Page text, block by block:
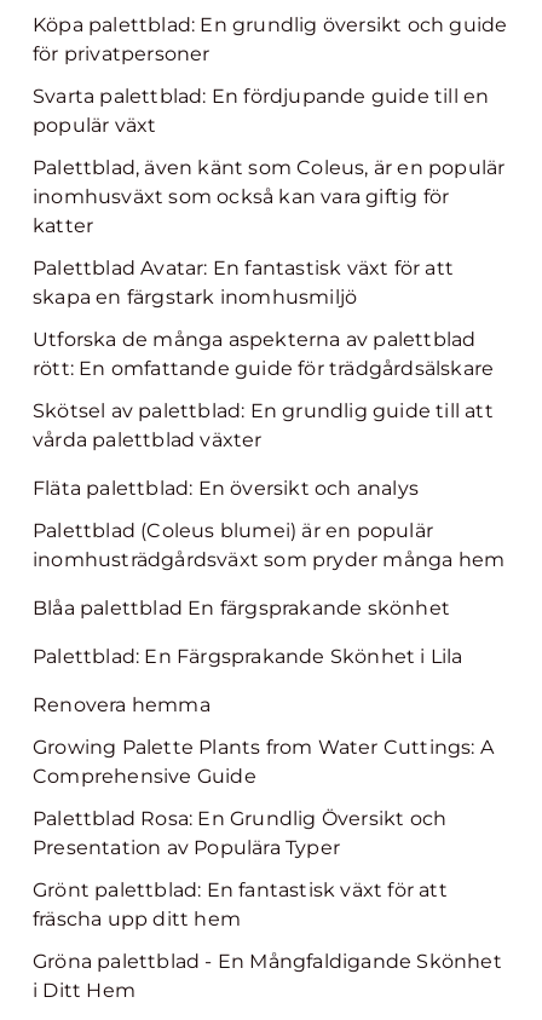
Köpa palettblad: En grundlig översikt och guide
för privatpersoner
Svarta palettblad: En fördjupande guide till en
populär växt
Palettblad, även känt som Coleus, är en populär
inomhusväxt som också kan vara giftig för
katter
Palettblad Avatar: En fantastisk växt för att
skapa en färgstark inomhusmiljö
Utforska de många aspekterna av palettblad
rött: En omfattande guide för trädgårdsälskare
Skötsel av palettblad: En grundlig guide till att
vårda palettblad växter
Fläta palettblad: En översikt och analys
Palettblad (Coleus blumei) är en populär
inomhusträdgårdsväxt som pryder många hem
Blåa palettblad En färgsprakande skönhet
Palettblad: En Färgsprakande Skönhet i Lila
Renovera hemma
Growing Palette Plants from Water Cuttings: A
Comprehensive Guide
Palettblad Rosa: En Grundlig Översikt och
Presentation av Populära Typer
Grönt palettblad: En fantastisk växt för att
fräscha upp ditt hem
Gröna palettblad - En Mångfaldigande Skönhet
i Ditt Hem